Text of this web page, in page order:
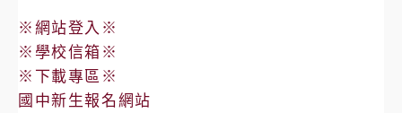
※網站登入※
※學校信箱※
※下載專區※
國中新生報名網站